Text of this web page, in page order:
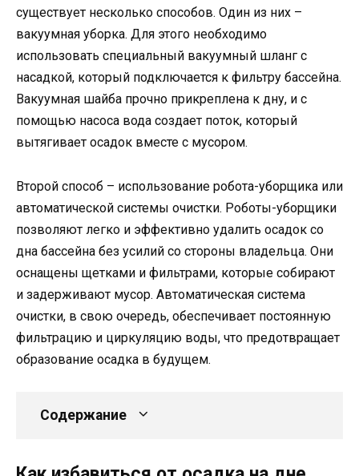
существует несколько способов. Один из них –
вакуумная уборка. Для этого необходимо
использовать специальный вакуумный шланг с
насадкой, который подключается к фильтру бассейна.
Вакуумная шайба прочно прикреплена к дну, и с
помощью насоса вода создает поток, который
вытягивает осадок вместе с мусором.
Второй способ – использование робота-уборщика или
автоматической системы очистки. Роботы-уборщики
позволяют легко и эффективно удалить осадок со
дна бассейна без усилий со стороны владельца. Они
оснащены щетками и фильтрами, которые собирают
и задерживают мусор. Автоматическая система
очистки, в свою очередь, обеспечивает постоянную
фильтрацию и циркуляцию воды, что предотвращает
образование осадка в будущем.
Содержание